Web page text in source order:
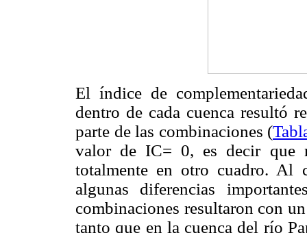
El índice de
dentro de cada cuenca resultó
parte de las combinaciones (
valor de IC= 0, es decir que
totalmente en otro cuadro. Al
algunas diferencias
combinaciones resultaron con
tanto que en la cuenca del río